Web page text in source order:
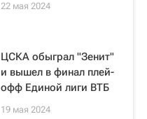
22 мая 2024
ЦСКА обыграл "Зенит"
и вышел в финал плей-
офф Единой лиги ВТБ
19 мая 2024